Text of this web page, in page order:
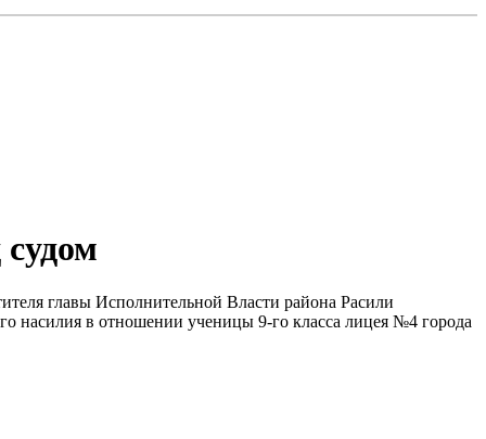
главы Исполнительной Власти района Расили
насилия в отношении ученицы 9-го класса лицея №4 города